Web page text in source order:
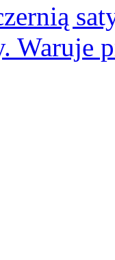
Waruje